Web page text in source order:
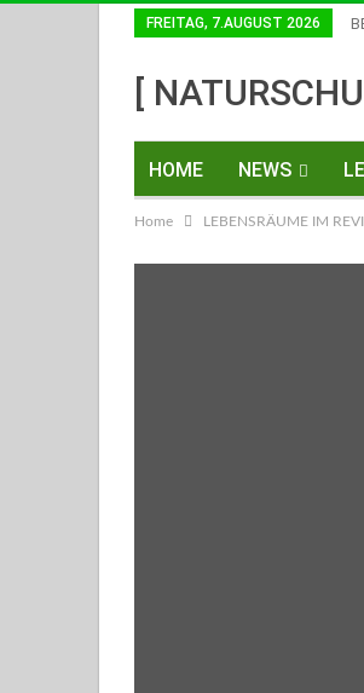
FREITAG, 7.AUGUST 2026
[
HOME NEWS
KONTAKT
Home LEBENSRÄUME IM